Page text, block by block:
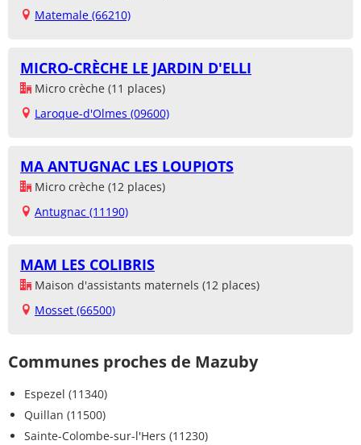
Matemale (66210)
MICRO-CRÈCHE LE JARDIN D'ELLI
Micro crèche (11 places)
Laroque-d'Olmes (09600)
MA ANTUGNAC LES LOUPIOTS
Micro crèche (12 places)
Antugnac (11190)
MAM LES COLIBRIS
Maison d'assistants maternels (12 places)
Mosset (66500)
Communes proches de Mazuby
Espezel (11340)
Quillan (11500)
Sainte-Colombe-sur-l'Hers (11230)